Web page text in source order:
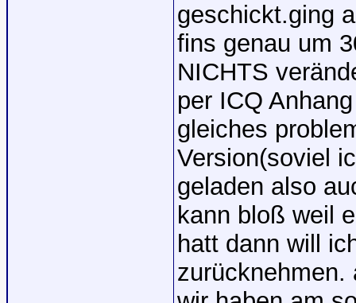
geschickt.ging
fins genau um
NICHTS
per ICQ
gleiches
Version(soviel
geladen also
kann bloß weil
hatt dann will
zurücknehmen.